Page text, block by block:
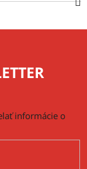
informácie o